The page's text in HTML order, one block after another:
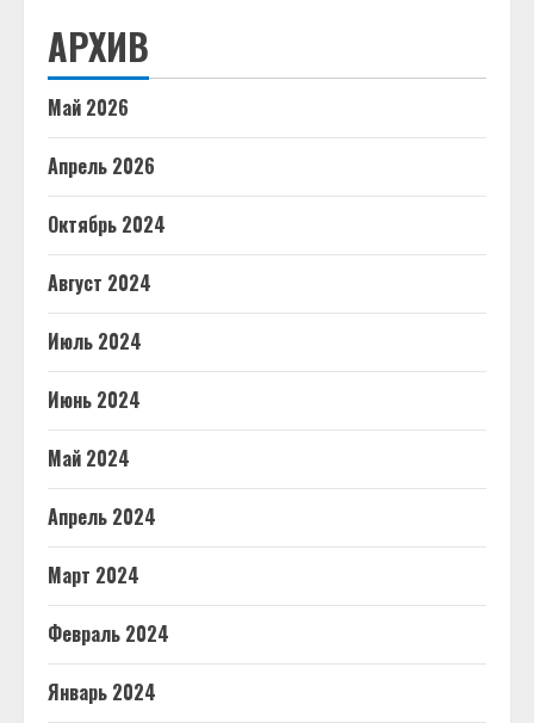
АРХИВ
Май 2026
Апрель 2026
Октябрь 2024
Август 2024
Июль 2024
Июнь 2024
Май 2024
Апрель 2024
Март 2024
Февраль 2024
Январь 2024